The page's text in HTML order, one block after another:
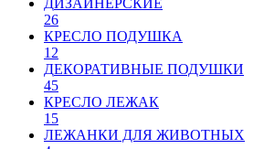
26
КРЕСЛО ПОДУШКА
12
ДЕКОРАТИВНЫЕ ПОДУШКИ
45
КРЕСЛО ЛЕЖАК
15
ЛЕЖАНКИ ДЛЯ ЖИВОТНЫХ